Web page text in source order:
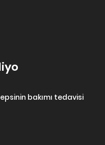
bakımı tedavisi